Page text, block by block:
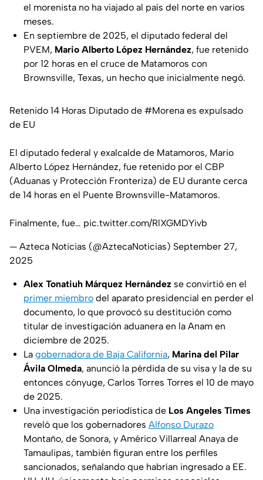
el morenista no ha viajado al país del norte en varios
meses.
En septiembre de 2025, el diputado federal del
PVEM, Mario Alberto López Hernández, fue retenido
por 12 horas en el cruce de Matamoros con
Brownsville, Texas, un hecho que inicialmente negó.
Retenido 14 Horas Diputado de #Morena es expulsado
de EU
El diputado federal y exalcalde de Matamoros, Mario
Alberto López Hernández, fue retenido por el CBP
(Aduanas y Protección Fronteriza) de EU durante cerca
de 14 horas en el Puente Brownsville-Matamoros.
Finalmente, fue… pic.twitter.com/RlXGMDYivb
— Azteca Noticias (@AztecaNoticias) September 27,
2025
Alex Tonatiuh Márquez Hernández se convirtió en el
primer miembro del aparato presidencial en perder el
documento, lo que provocó su destitución como
titular de investigación aduanera en la Anam en
diciembre de 2025.
La gobernadora de Baja California, Marina del Pilar
Ávila Olmeda, anunció la pérdida de su visa y la de su
entonces cónyuge, Carlos Torres Torres el 10 de mayo
de 2025.
Una investigación periodística de Los Angeles Times
reveló que los gobernadores Alfonso Durazo
Montaño, de Sonora, y Américo Villarreal Anaya de
Tamaulipas, también figuran entre los perfiles
sancionados, señalando que habrían ingresado a EE.